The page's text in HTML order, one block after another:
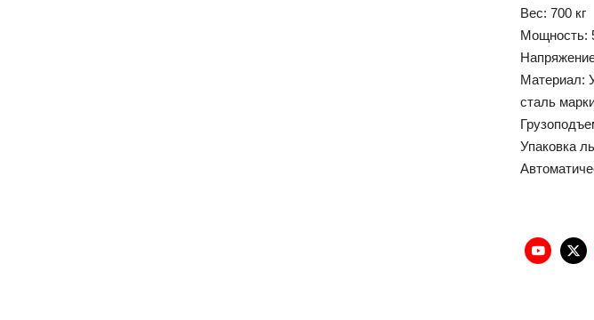
Вес: 700 кг
Мощность:
Материал:
сталь
Упаковка